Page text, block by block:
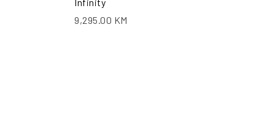
9,295.00 KM